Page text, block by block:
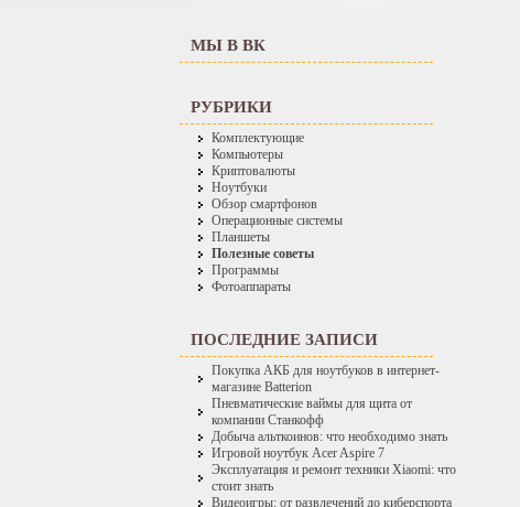
МЫ В ВК
РУБРИКИ
Комплектующие
Компьютеры
Криптовалюты
Ноутбуки
Обзор смартфонов
Операционные системы
Планшеты
Полезные советы
Программы
Фотоаппараты
ПОСЛЕДНИЕ ЗАПИСИ
Покупка АКБ для ноутбуков в интернет-
магазине Batterion
Пневматические ваймы для щита от
компании Станкофф
Добыча альткоинов: что необходимо знать
Игровой ноутбук Acer Aspire 7
Эксплуатация и ремонт техники Xiaomi: что
стоит знать
Видеоигры: от развлечений до киберспорта